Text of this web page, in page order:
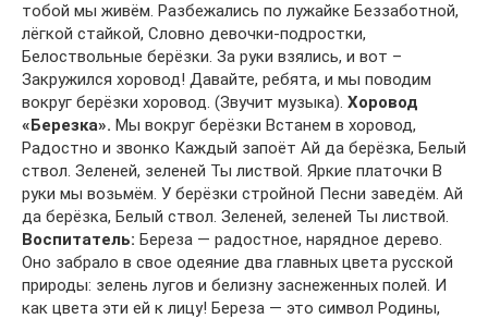
тобой мы живём. Разбежались по лужайке Беззаботной,
лёгкой стайкой, Словно девочки-подростки,
Белоствольные берёзки. За руки взялись, и вот –
Закружился хоровод! Давайте, ребята, и мы поводим
вокруг берёзки хоровод. (Звучит музыка). Хоровод
«Березка». Мы вокруг берёзки Встанем в хоровод,
Радостно и звонко Каждый запоёт Ай да берёзка, Белый
ствол. Зеленей, зеленей Ты листвой. Яркие платочки В
руки мы возьмём. У берёзки стройной Песни заведём. Ай
да берёзка, Белый ствол. Зеленей, зеленей Ты листвой.
Воспитатель: Береза — радостное, нарядное дерево.
Оно забрало в свое одеяние два главных цвета русской
природы: зелень лугов и белизну заснеженных полей. И
как цвета эти ей к лицу! Береза — это символ Родины,